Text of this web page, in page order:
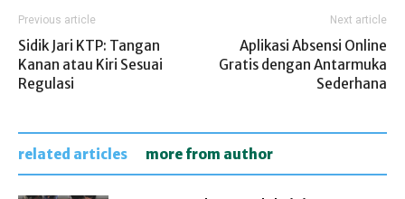
Previous article
Sidik Jari KTP: Tangan
Kanan atau Kiri Sesuai
Regulasi
Next article
Aplikasi Absensi Online
Gratis dengan Antarmuka
Sederhana
related articles more from author